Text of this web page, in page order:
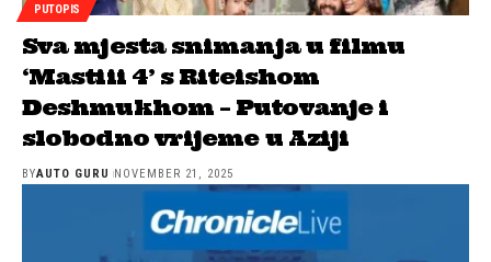
PUTOPIS
Sva mjesta snimanja u filmu
‘Mastiii 4’ s Riteishom
Deshmukhom – Putovanje i
slobodno vrijeme u Aziji
BYAUTO GURU NOVEMBER 21, 2025